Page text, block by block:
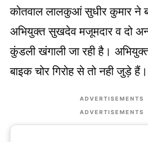
कोतवाल लालकुआं सुधीर कुमार ने
अभियुक्त सुखदेव मजूमदार व दो
कुंडली खंगाली जा रही है।
बाइक चोर गिरोह से तो नही जुड़े हैं।
ADVERTISEMENTS
ADVERTISEMENTS